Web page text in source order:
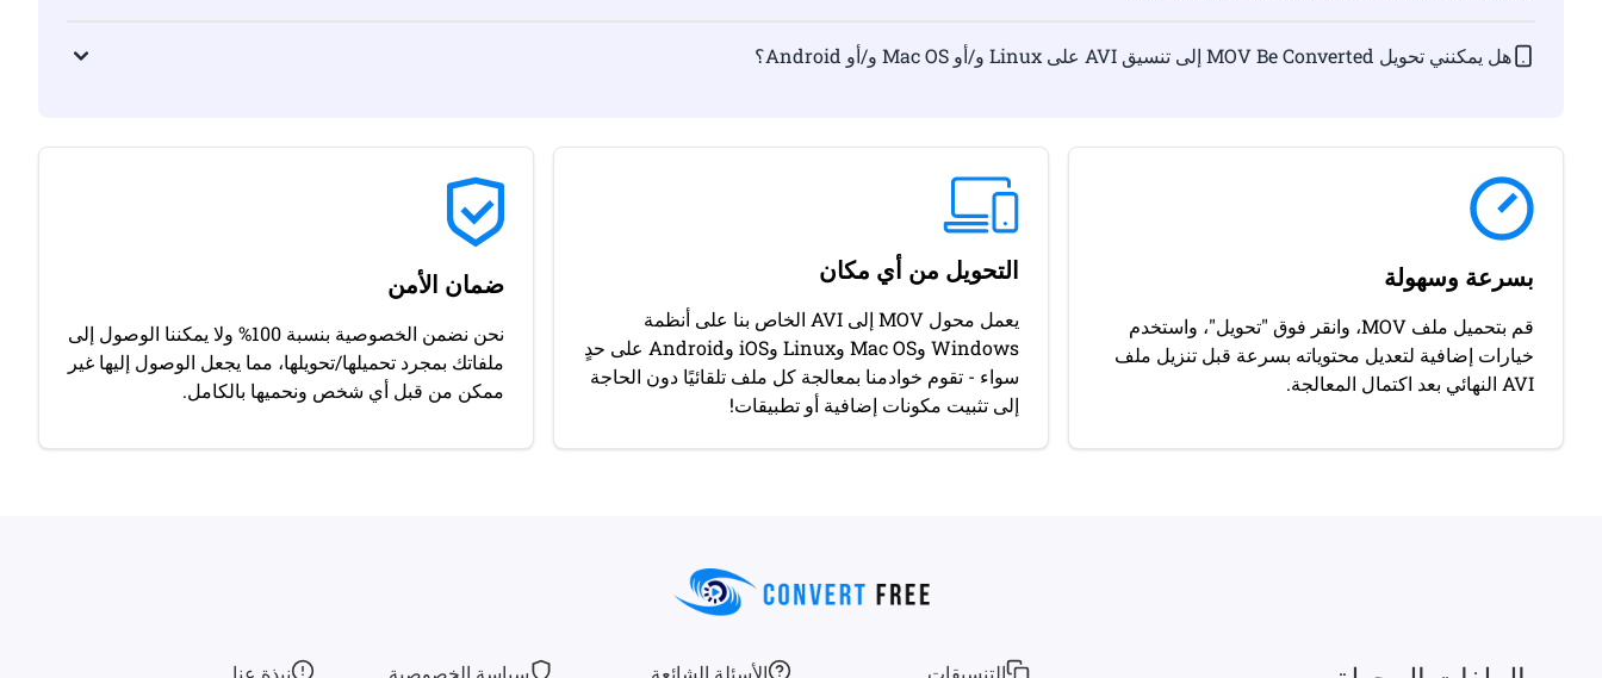
هل يمكنني تحويل MOV Be Converted إلى تنسيق AVI على Linux و/أو Mac OS و/أو Android؟
بسرعة وسهولة
قم بتحميل ملف MOV، وانقر فوق "تحويل"، واستخدم
خيارات إضافية لتعديل محتوياته بسرعة قبل تنزيل ملف
AVI النهائي بعد اكتمال المعالجة.
التحويل من أي مكان
يعمل محول MOV إلى AVI الخاص بنا على أنظمة
Windows وMac OS وLinux وiOS وAndroid على حدٍ
سواء - تقوم خوادمنا بمعالجة كل ملف تلقائيًا دون الحاجة
إلى تثبيت مكونات إضافية أو تطبيقات!
ضمان الأمن
نحن نضمن الخصوصية بنسبة 100% ولا يمكننا الوصول إلى
ملفاتك بمجرد تحميلها/تحويلها، مما يجعل الوصول إليها غير
ممكن من قبل أي شخص ونحميها بالكامل.
التنسيقات الأسئلة الشائعة سياسة الخصوصية نبذة عنا